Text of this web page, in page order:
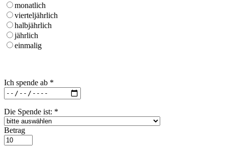
monatlich
vierteljährlich
halbjährlich
jährlich
einmalig
Ich spende ab *
Die Spende ist: *
Betrag